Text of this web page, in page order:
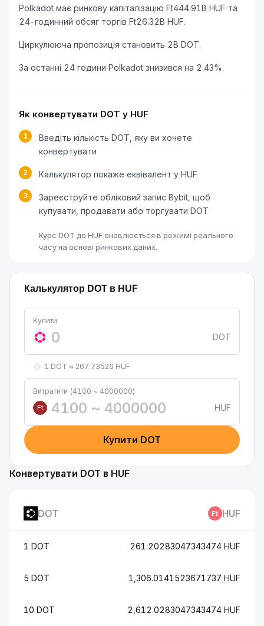
Polkadot має ринкову капіталізацію Ft444.91B HUF та
24-годинний обсяг торгів Ft26.32B HUF.
Циркулююча пропозиція становить 2B DOT.
За останні 24 години Polkadot знизився на 2.43%.
Як конвертувати DOT у HUF
1
Введіть кількість DOT, яку ви хочете
конвертувати
2 Калькулятор покаже еквівалент у HUF
3
Зареєструйте обліковий запис Bybit, щоб
купувати, продавати або торгувати DOT
Курс DOT до HUF оновлюється в режимі реального
часу на основі ринкових даних.
Калькулятор DOT в HUF
Купити
DOT
1 DOT ≈ 267.73526 HUF
Витратити (4100 ~ 4000000)
Ft
HUF
Купити DOT
Конвертувати DOT в HUF
DOT HUF
1 DOT 261.20283047343474 HUF
5 DOT 1,306.0141523671737 HUF
10 DOT 2,612.0283047343474 HUF